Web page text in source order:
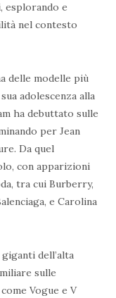
esplorando e
nel contesto
delle modelle più
adolescenza alla
ha debuttato sulle
per Jean
Da quel
con apparizioni
tra cui Burberry,
e Carolina
dell’alta
sulle
Vogue e V